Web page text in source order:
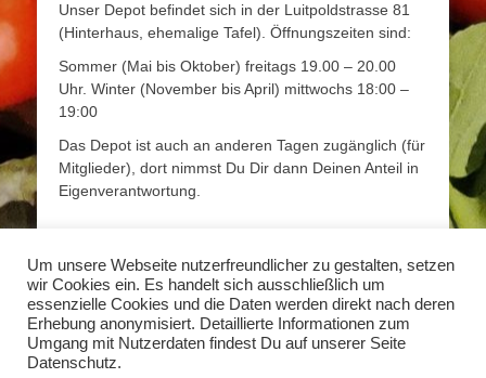
Unser Depot befindet sich in der Luitpoldstrasse 81
(Hinterhaus, ehemalige Tafel). Öffnungszeiten sind:
Sommer (Mai bis Oktober) freitags 19.00 – 20.00
Uhr. Winter (November bis April) mittwochs 18:00 –
19:00
Das Depot ist auch an anderen Tagen zugänglich (für
Mitglieder), dort nimmst Du Dir dann Deinen Anteil in
Eigenverantwortung.
Mehr Infos
Mehr Informationen zum Thema Solidarische
Landwirtschaft findet Ihr unterwww.solidarische-
landwirtschaft.org
Um unsere Webseite nutzerfreundlicher zu gestalten, setzen
wir Cookies ein. Es handelt sich ausschließlich um
essenzielle Cookies und die Daten werden direkt nach deren
Erhebung anonymisiert. Detaillierte Informationen zum
Umgang mit Nutzerdaten findest Du auf unserer Seite
Datenschutz.